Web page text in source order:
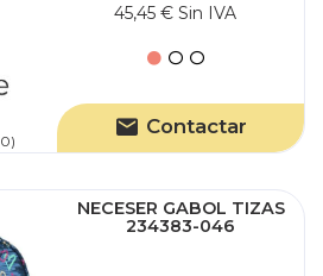
45,45 € Sin IVA
Contactar
NECESER GABOL TIZAS
234383-046